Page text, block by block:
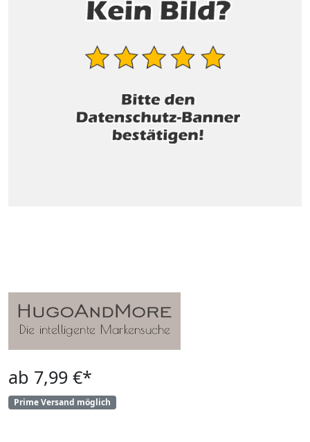
ab 7,99 €*
Prime Versand möglich